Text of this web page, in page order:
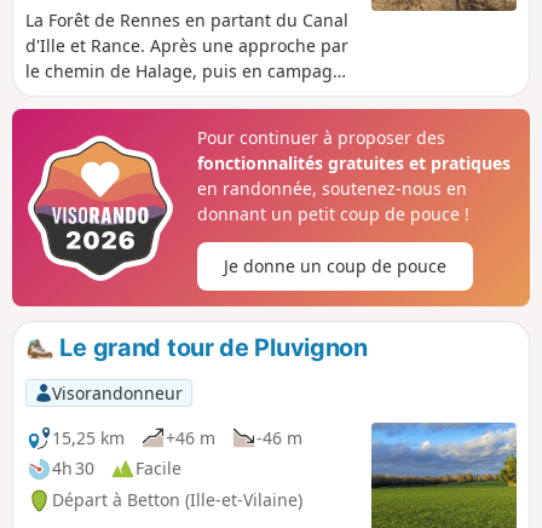
La Forêt de Rennes en partant du Canal
d'Ille et Rance. Après une approche par
le chemin de Halage, puis en campagne
par les chemins creux, on aborde la
Caleuvre. Le sentier évite les grandes
allées forestières pour nous faire
profiter des hauts chênes centenaires,
des berges de la Caleuvre, de la
tranquillité de la forêt. Magnifiques
photos à faire au printemps et à
en hiver, la forêt nous surprend par sa
lumière.
Pour continuer à proposer des
fonctionnalités gratuites et pratiques
en randonnée, soutenez-nous en
donnant un petit coup de pouce !
Je donne un coup de pouce
Le grand tour de Pluvignon
Visorandonneur
15,25 km
+46 m
-46 m
4h 30
Facile
Départ à Betton (Ille-et-Vilaine)